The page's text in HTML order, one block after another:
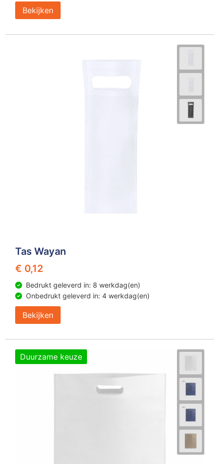
Bekijken
Tas Wayan
€ 0,12
Bedrukt geleverd in: 8 werkdag(en)
Onbedrukt geleverd in: 4 werkdag(en)
Bekijken
Duurzame keuze